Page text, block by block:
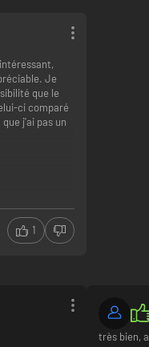
Je
que le
ci comparé
que j'ai pas un
1
très bien,